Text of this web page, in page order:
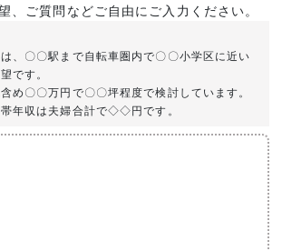
、ご質問などご自由にご入力ください。
、〇〇駅まで自転車圏内で〇〇小学区に近い
です。
め〇〇万円で〇〇坪程度で検討しています。
年収は夫婦合計で◇◇円です。